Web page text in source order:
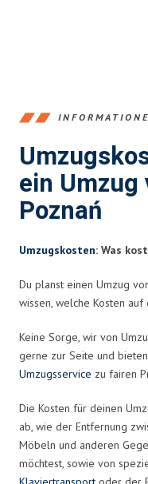
ein Umzug
Poznań
Umzugskosten: Was
Du planst einen Umzug
wissen, welche Kosten auf
Keine Sorge, wir von
gerne zur Seite und
Umzugsservice zu fairen
Die Kosten für deinen
ab, wie der Entfernung
Möbeln und anderen
möchtest, sowie von